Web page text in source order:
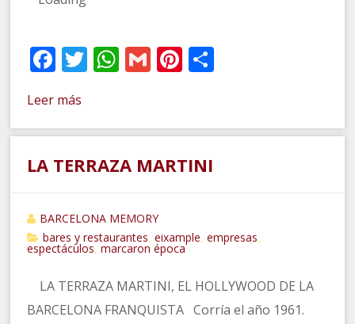
Facebook
Twitter
WhatsApp
GmailPinterest
Leer más
LA TERRAZA MARTINI
BARCELONA MEMORY
bares y restaurantes
,eixample ,empresas
espectáculos ,marcaron época
LA TERRAZA MARTINI, EL HOLLYWOOD DE LA
BARCELONA FRANQUISTA Corría el año 1961.